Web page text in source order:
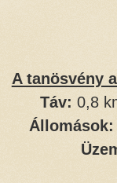
A tanösvény
Táv:0,8
Állomások: